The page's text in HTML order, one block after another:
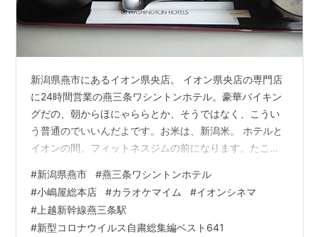
新潟県燕市にあるイオン県央店。 イオン県央店の専門店
に24時間営業の燕三条ワシントンホテル。豪華バイキン
グだの、朝からほにゃららとか、そうではなく、こうい
う普通のでいいんだよです。お米は、新潟米。 ホテルと
イオンの間。フィットネスジムの前になります。たこ焼
ンにいけばよい。食品売場は、朝7時から夜23時まで。
ワシントンホテルとイオンは、建物が一体的になってい
ます。 元々は、県央サティでした。燕市にあるイオンだ
が、燕店とはなっていないところも特徴的。 ミスタード
#新潟県燕市 #燕三条ワシントンホテル
#小嶋屋総本店 #カラオケマイム #イオンシネマ
# 上越新幹線燕三条駅
#新型コロナウイルス自粛総集編ベスト641